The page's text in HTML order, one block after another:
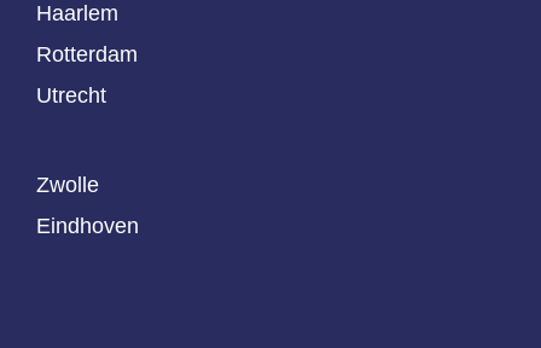
Haarlem
Rotterdam
Utrecht
Zwolle
Eindhoven